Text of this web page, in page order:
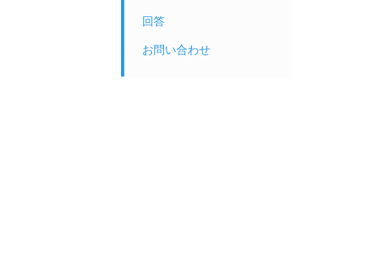
回答
お問い合わせ